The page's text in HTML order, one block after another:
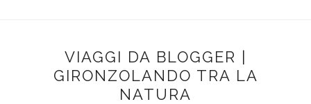
VIAGGI DA BLOGGER |
GIRONZOLANDO TRA LA
NATURA